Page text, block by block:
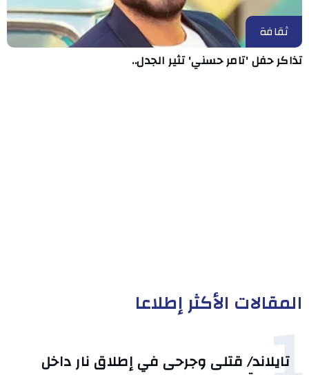
ثقافة
تذاكر حفل 'تامر حسني' تثير الجدل..
المقالات الأكثر إطلاعا
تايلاند/ قتلى وجرحى في إطلاق نار داخل